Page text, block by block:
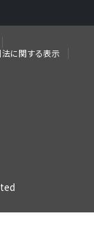
に関する表示